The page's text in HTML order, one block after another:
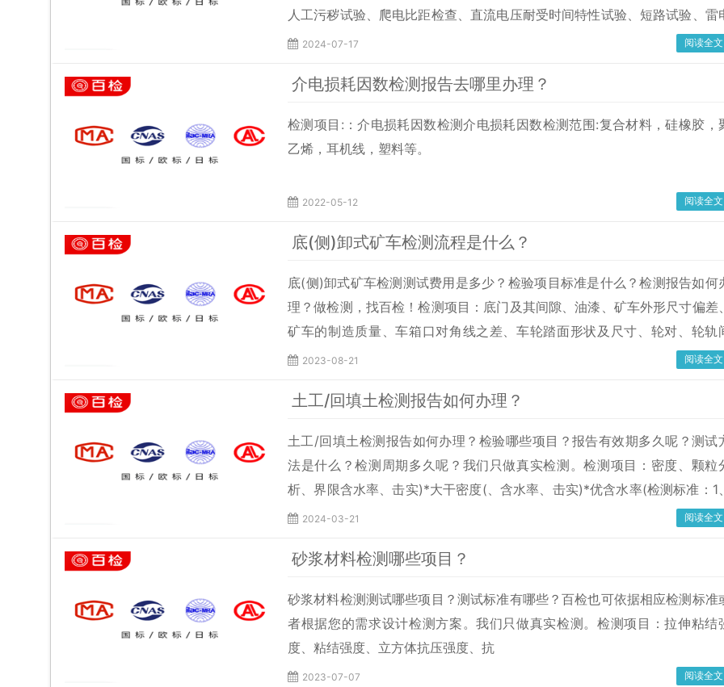
人工污秽试验、爬电比距检查、直流电压耐受时间特性试验、短路试验、雷
放电能力试验、冲击伏秒特性试验、动作负载特性试验、残压试验、泄漏电
0.75U1mA下漏电流的测量、运行中带电监测避雷器的方法、金
2024-07-17 阅读全文
介电损耗因数检测报告去哪里办理？
检测项目:：介电损耗因数检测介电损耗因数检测范围:复合材料，硅橡胶，
乙烯，耳机线，塑料等。
2022-05-12 阅读全文
底(侧)卸式矿车检测流程是什么？
底(侧)卸式矿车检测测试费用是多少？检验项目标准是什么？检测报告如何
理？做检测，找百检！检测项目：底门及其间隙、油漆、矿车外形尺寸偏差、
矿车的制造质量、车箱口对角线之差、车轮踏面形状及尺寸、轮对、轮轨
隙、连接插销的安全性、连接链的安全性、铰接、卸载轮检测标准：1
的安全性3、GB/T288
2023-08-21 阅读全文
土工/回填土检测报告如何办理？
土工/回填土检测报告如何办理？检验哪些项目？报告有效期多久呢？测试
法是什么？检测周期多久呢？我们只做真实检测。检测项目：密度、颗粒
析、界限含水率、击实)*大干密度(、含水率、击实)*优含水率(检测标准：1、
GB/T50123-2019土工试验方法标准/检测报告用途商超入驻、电商上架、
收到样品的时间、出具报告的时间。检测报告上
2024-03-21 阅读全文
砂浆材料检测哪些项目？
砂浆材料检测测试哪些项目？测试标准有哪些？百检也可依据相应检测标准
者根据您的需求设计检测方案。我们只做真实检测。检测项目：拉伸粘结
度、粘结强度、立方体抗压强度、抗
2023-07-07 阅读全文